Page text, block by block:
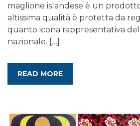
maglione islandese è un
altissima qualità è protetta da
quanto icona rappresentativa
nazionale. […]
READ MORE